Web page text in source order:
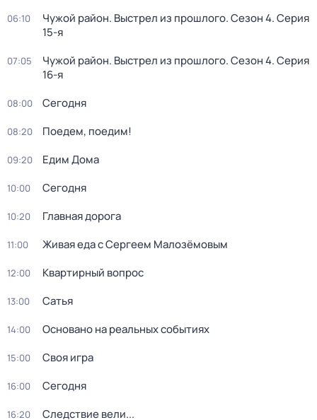
06:10 Чужой район. Выстрел из прошлого. Сезон 4. Серия
15-я
07:05 Чужой район. Выстрел из прошлого. Сезон 4. Серия
16-я
08:00 Сегодня
08:20 Поедем, поедим!
09:20 Едим Дома
10:00 Сегодня
10:20 Главная дорога
11:00 Живая еда с Сергеем Малозёмовым
12:00 Квартирный вопрос
13:00 Сатья
14:00 Основано на реальных событиях
15:00 Своя игра
16:00 Сегодня
16:20 Следствие вели...